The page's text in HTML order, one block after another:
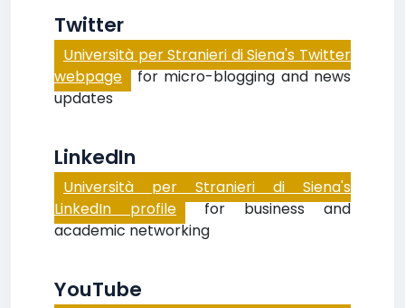
Twitter
Università per Stranieri di Siena's Twitter
webpage for micro-blogging and news
updates
LinkedIn
Università per Stranieri di Siena's
LinkedIn profile for business and
academic networking
YouTube